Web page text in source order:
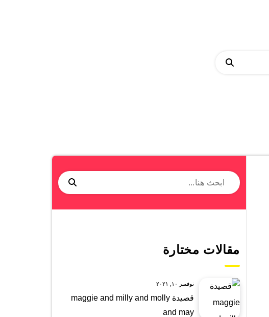
مقالات مختارة
نوفمبر ١٠, ٢٠٢١
قصيدة maggie and milly and molly
and may